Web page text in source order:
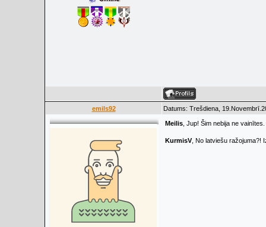
emils92 Datums: Trešdiena,
Meilis , Jup! Šim nebija ne
KurmisV, No latviešu ražojuma?!